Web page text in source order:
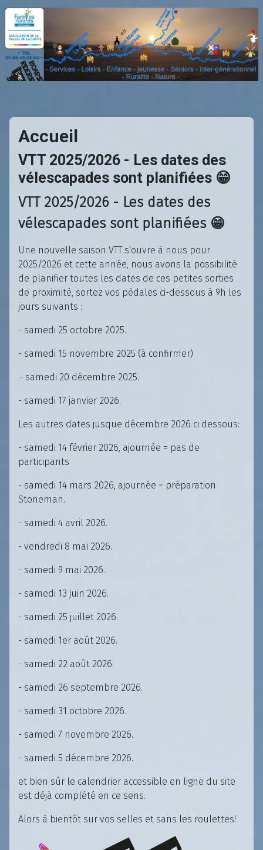
Accueil
VTT 2025/2026 - Les dates des
vélescapades sont planifiées 😁
VTT 2025/2026 - Les dates des
vélescapades sont planifiées 😁
Une nouvelle saison VTT s'ouvre à nous pour
2025/2026 et cette année, nous avons la possibilité
de planifier toutes les dates de ces petites sorties
de proximité, sortez vos pédales ci-dessous à 9h les
jours suivants :
- samedi 25 octobre 2025.
- samedi 15 novembre 2025 (à confirmer)
.- samedi 20 décembre 2025.
- samedi 17 janvier 2026.
Les autres dates jusque décembre 2026 ci dessous:
- samedi 14 février 2026, ajournée = pas de
participants
- samedi 14 mars 2026, ajournée = préparation
Stoneman.
- samedi 4 avril 2026.
- vendredi 8 mai 2026.
- samedi 9 mai 2026.
- samedi 13 juin 2026.
- samedi 25 juillet 2026.
- samedi 1er août 2026.
- samedi 22 août 2026.
- samedi 26 septembre 2026.
- samedi 31 octobre 2026.
- samedi 7 novembre 2026.
- samedi 5 décembre 2026.
et bien sûr le calendrier accessible en ligne du site
est déjà complété en ce sens.
Alors à bientôt sur vos selles et sans les roulettes!